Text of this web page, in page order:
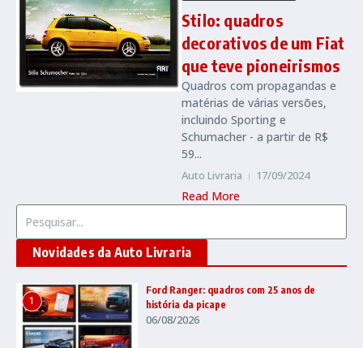
Stilo: quadros
decorativos de um Fiat
que teve pioneirismos
Quadros com propagandas e
matérias de várias versões,
incluindo Sporting e
Schumacher - a partir de R$
59...
Auto Livraria 17/09/2024
Read More
Novidades da Auto Livraria
1
Ford Ranger: quadros com 25 anos de
história da picape
06/08/2026